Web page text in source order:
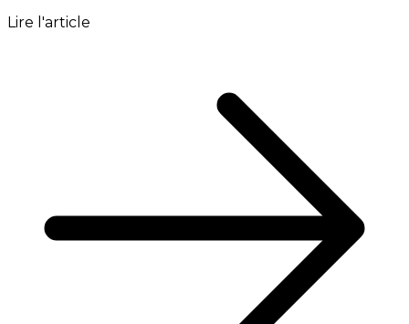
Lire l'article